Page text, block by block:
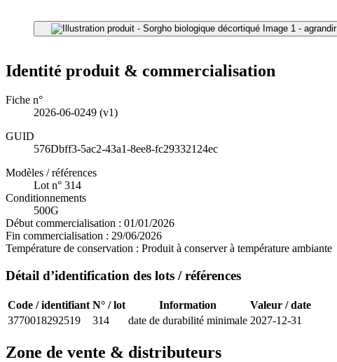
Image 1 - agrandir
Identité produit & commercialisation
Fiche n°
2026-06-0249 (v1)
GUID
576Dbff3-5ac2-43a1-8ee8-fc29332124ec
Modèles / références
Lot n° 314
Conditionnements
500G
Début commercialisation : 01/01/2026
Fin commercialisation : 29/06/2026
Température de conservation : Produit à conserver à température ambiante
Détail d’identification des lots / références
Code / identifiant N° / lot Information
Valeur / date
3770018292519
314 date de durabilité minimale 2027-12-31
Zone de vente & distributeurs